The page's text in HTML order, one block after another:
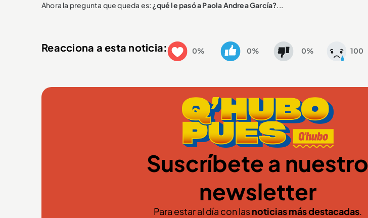
Ahora la pregunta que queda es: ¿qué le pasó a Paola Andrea García?...
Reacciona a esta noticia: 0% 0% 0% 100
Suscríbete a nuestro
newsletter
Para estar al día con lasnoticias más destacadas.